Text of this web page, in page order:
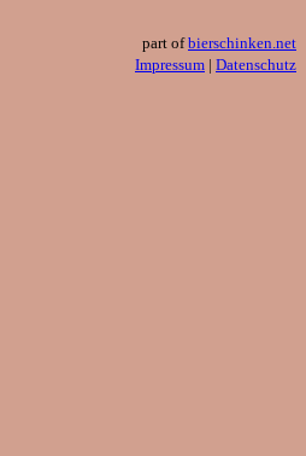
part ofbierschinken.net
Impressum | Datenschutz